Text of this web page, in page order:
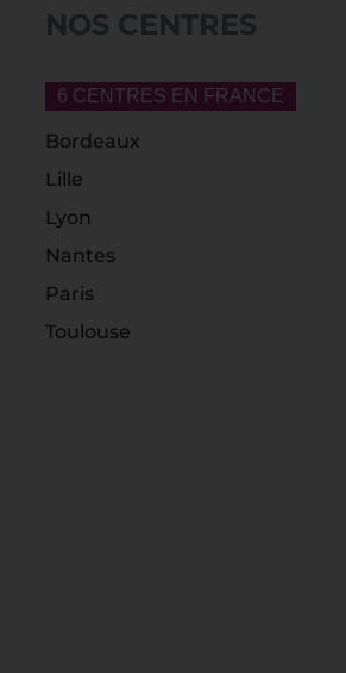
NOS CENTRES
6 CENTRES EN FRANCE
Bordeaux
Lille
Lyon
Nantes
Paris
Toulouse